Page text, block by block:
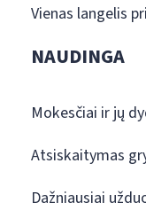
Vienas langelis
NAUDINGA
Mokesčiai ir jų
Atsiskaitymas
Dažniausiai